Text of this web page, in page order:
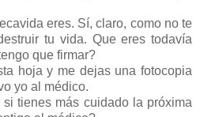
eres. Sí, claro, como no te
tu vida. Que eres todavía
que firmar?
hoja y me dejas una fotocopia
yo al médico.
tienes más cuidado la próxima